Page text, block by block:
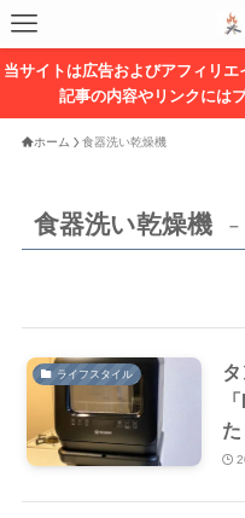
当サイトは広告およびアフィリエ
記事の内容やリンクには
ホーム 食器洗い乾燥機
食器洗い乾燥機 –
ライフスタイル
た